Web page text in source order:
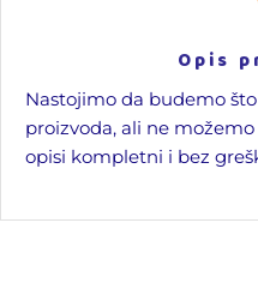
Opis
Nastojimo da budemo
proizvoda, ali ne
opisi kompletni i bez